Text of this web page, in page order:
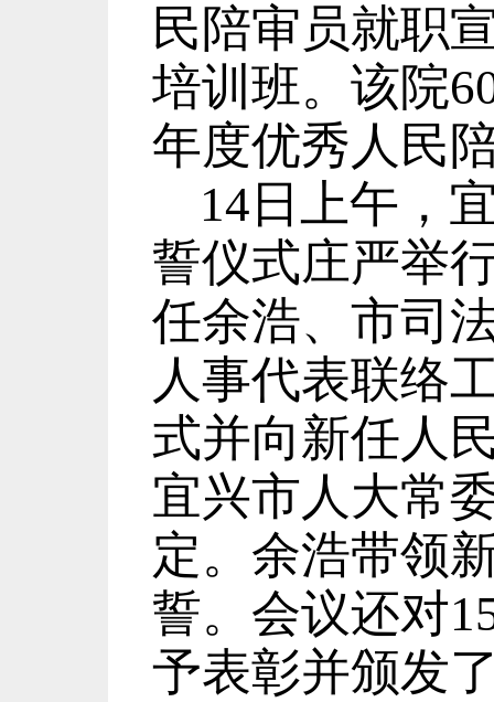
民陪审员就职
培训班。该院
年度优秀人民
14 日上午，
誓仪式庄严举
任余浩、市司
人事代表联络
式并向新任人
宜兴市人大常
定。余浩带领
誓。会议还对
予表彰并颁发